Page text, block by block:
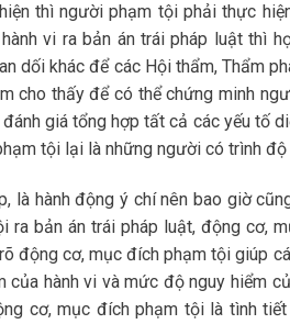
thì người phạm tội phải thực
vi ra bản án trái pháp luật thì
dối khác để các Hội thẩm, Thẩm
cho thấy để có thể chứng minh
giá tổng hợp tất cả các yếu tố
tội lại là những người có trình độ
là hành động ý chí nên bao giờ
bản án trái pháp luật, động cơ,
động cơ, mục đích phạm tội giúp
hành vi và mức độ nguy hiểm
cơ, mục đích phạm tội là tình